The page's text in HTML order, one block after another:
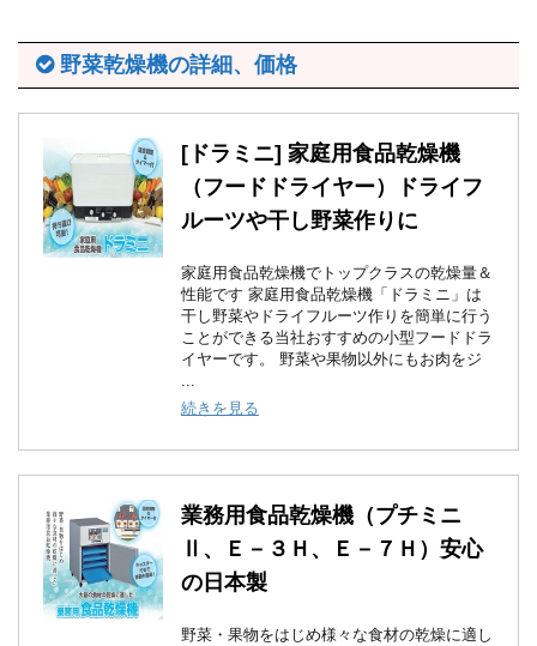
野菜乾燥機の詳細、価格
[ドラミニ] 家庭用食品乾燥機
（フードドライヤー）ドライフ
ルーツや干し野菜作りに
家庭用食品乾燥機でトップクラスの乾燥量＆
性能です 家庭用食品乾燥機「ドラミニ」は
干し野菜やドライフルーツ作りを簡単に行う
ことができる当社おすすめの小型フードドラ
イヤーです。 野菜や果物以外にもお肉をジ
...
続きを見る
業務用食品乾燥機（プチミニ
Ⅱ、Ｅ－３Ｈ、Ｅ－７Ｈ）安心
の日本製
野菜・果物をはじめ様々な食材の乾燥に適し